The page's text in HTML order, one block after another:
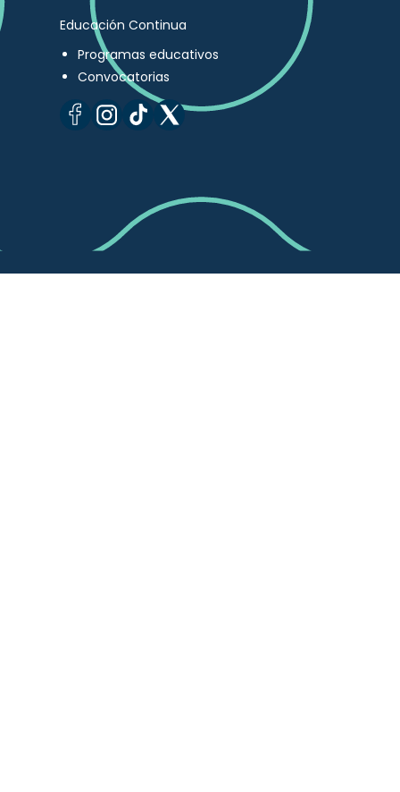
Educación Continua
Programas educativos
Convocatorias